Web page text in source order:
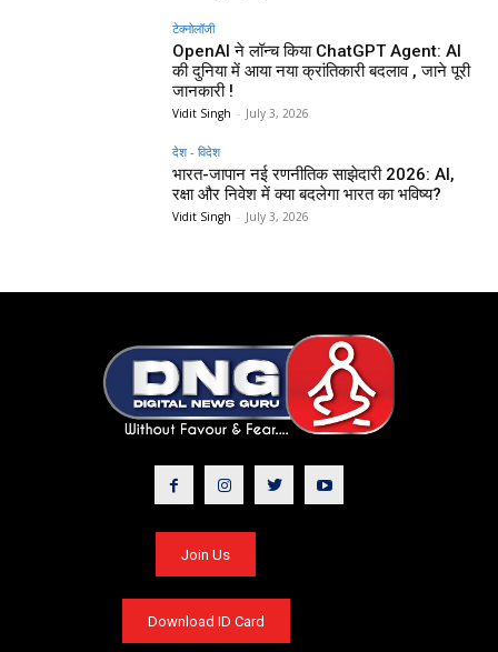
टेक्नोलॉजी
OpenAI ने लॉन्च किया ChatGPT Agent: AI
की दुनिया में आया नया क्रांतिकारी बदलाव , जाने पूरी
जानकारी !
Vidit Singh - July 3, 2026
देश - विदेश
भारत-जापान नई रणनीतिक साझेदारी 2026: AI,
रक्षा और निवेश में क्या बदलेगा भारत का भविष्य?
Vidit Singh - July 3, 2026
Join Us
Download ID Card